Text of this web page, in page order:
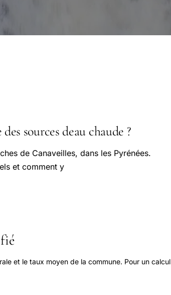
sources deau chaude ?
de Canaveilles, dans les Pyrénées.
et comment y
et le taux moyen de la commune. Pour un calcul